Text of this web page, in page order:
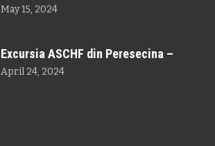
May 15, 2024
Excursia ASCHF din Peresecina –
April 24, 2024